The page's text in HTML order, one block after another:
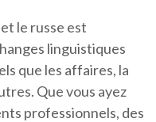
le russe est
linguistiques
que les affaires, la
Que vous ayez
professionnels, des